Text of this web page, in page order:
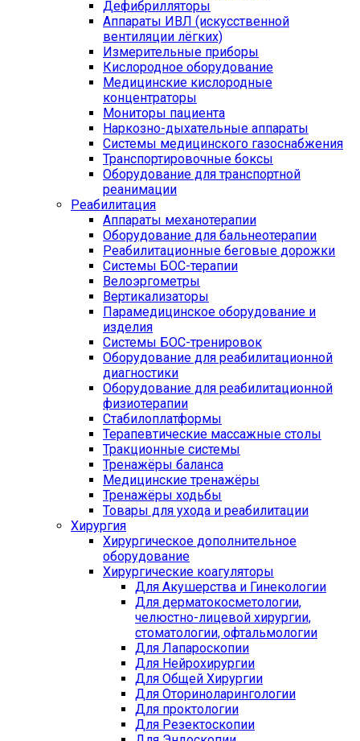
Дефибрилляторы
Аппараты ИВЛ (искусственной
вентиляции лёгких)
Измерительные приборы
Кислородное оборудование
Медицинские кислородные
концентраторы
Мониторы пациента
Наркозно-дыхательные аппараты
Системы медицинского газоснабжения
Транспортировочные боксы
Оборудование для транспортной
реанимации
Реабилитация
Аппараты механотерапии
Оборудование для бальнеотерапии
Реабилитационные беговые дорожки
Системы БОС-терапии
Велоэргометры
Вертикализаторы
Парамедицинское оборудование и
изделия
Системы БОС-тренировок
Оборудование для реабилитационной
диагностики
Оборудование для реабилитационной
физиотерапии
Стабилоплатформы
Терапевтические массажные столы
Тракционные системы
Тренажёры баланса
Медицинские тренажёры
Тренажёры ходьбы
Товары для ухода и реабилитации
Хирургия
Хирургическое дополнительное
оборудование
Хирургические коагуляторы
Для Акушерства и Гинекологии
Для дерматокосметологии,
челюстно-лицевой хирургии,
стоматологии, офтальмологии
Для Лапароскопии
Для Нейрохирургии
Для Общей Хирургии
Для Оториноларингологии
Для проктологии
Для Резектоскопии